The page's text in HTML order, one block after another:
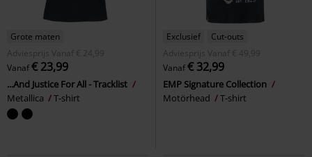
Grote maten
Adviesprijs
Vanaf € 24,99
Vanaf€ 23,99
...And Justice For All - Tracklist
Metallica
T-shirt
Exclusief
Cut-outs
Adviesprijs
Vanaf € 49,99
Vanaf€ 32,99
EMP Signature Collection
Motörhead
T-shirt